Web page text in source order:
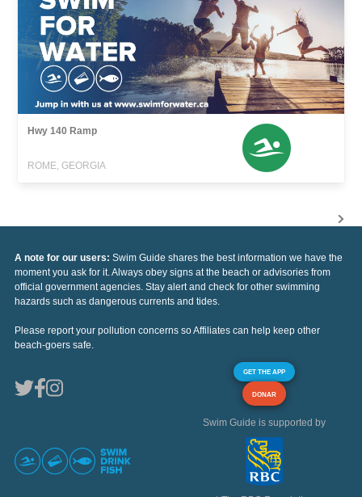
Hwy 140 Ramp
ROME, GEORGIA
A note for our users: Swim Guide shares the best information we have the
moment you ask for it. Always obey signs at the beach or advisories from
official government agencies. Stay alert and check for other swimming
hazards such as dangerous currents and tides.
Please report your pollution concerns so Affiliates can help keep other
beach-goers safe.
GET THE APP
DONAR
Swim Guide is supported by